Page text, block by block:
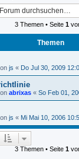
3 Themen • Seite 1
Themen
js « Do Jul 30, 2009
abrixas « So Feb 01,
js « Mi Mai 10, 2006
3 Themen • Seite 1